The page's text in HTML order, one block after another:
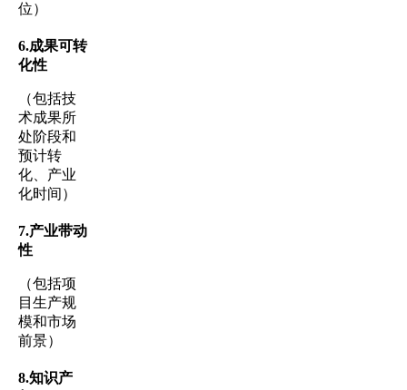
位）
6.成果可转
化性
（包括技
术成果所
处阶段和
预计转
化、产业
化时间）
7.产业带动
性
（包括项
目生产规
模和市场
前景）
8.知识产